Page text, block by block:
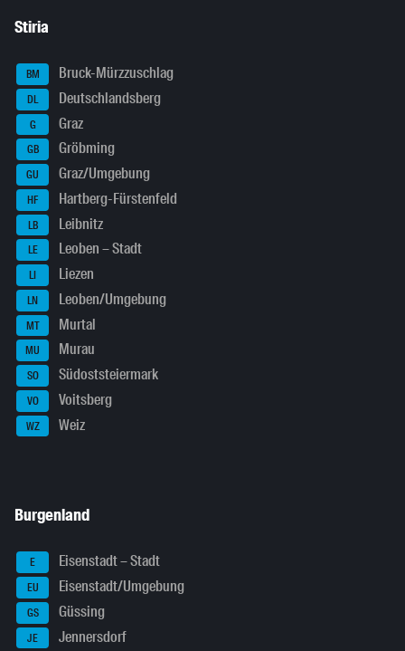
Stiria
BM Bruck-Mürzzuschlag
DL Deutschlandsberg
G Graz
GB Gröbming
GU Graz/Umgebung
HF Hartberg-Fürstenfeld
LB Leibnitz
LE Leoben – Stadt
LI Liezen
LN Leoben/Umgebung
MT Murtal
MU Murau
SO Südoststeiermark
VO Voitsberg
WZ Weiz
Burgenland
E Eisenstadt – Stadt
EU Eisenstadt/Umgebung
GS Güssing
JE Jennersdorf